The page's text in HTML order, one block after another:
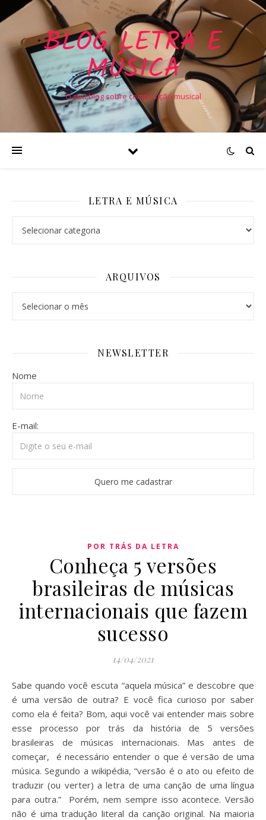
BLOG LETRA E
MÚSICA
O seu blog sobre composição musical
LETRA E MÚSICA
ARQUIVOS
NEWSLETTER
Nome
E-mail:
POR TRÁS DA LETRA
Conheça 5 versões
brasileiras de músicas
internacionais que fazem
sucesso
14/04/2021
Sabe quando você escuta “aquela música” e descobre que
é uma versão de outra? E você fica curioso por saber
como ela é feita? Bom, aqui você vai entender mais sobre
esse processo por trás da história de 5 versões
brasileiras de músicas internacionais. Mas antes de
começar, é necessário entender o que é versão de uma
música. Segundo a wikipédia, “versão é o ato ou efeito de
traduzir (ou verter) a letra de uma canção de uma língua
para outra.” Porém, nem sempre isso acontece. Versão
não é uma tradução literal da canção original. Na maioria